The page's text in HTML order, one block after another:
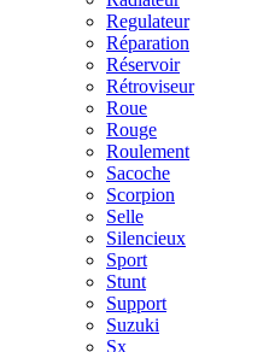
Regulateur
Réparation
Réservoir
Rétroviseur
Roue
Rouge
Roulement
Sacoche
Scorpion
Selle
Silencieux
Sport
Stunt
Support
Suzuki
Sx